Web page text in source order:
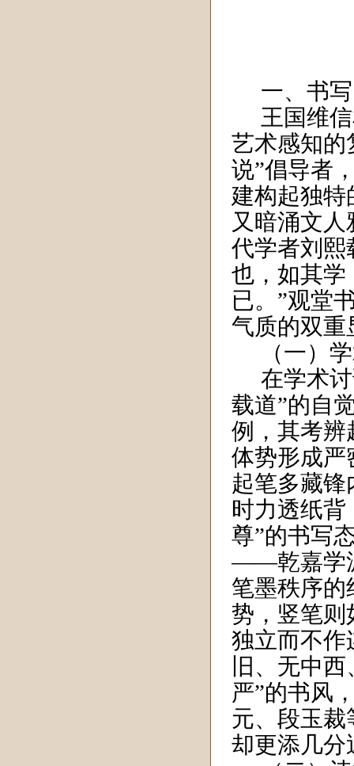
一、书
王国维
艺术感知的
说”倡导者
建构起独
又暗涌文
代学者刘熙
也，如其学
已。”观堂
气质的双重
（一）
在学术
载道”的自
例，其考辨
体势形成严
起笔多藏
时力透纸背
尊”的书写
——乾嘉学
笔墨秩序的
势，竖笔则
独立而不作
旧、无中
严”的书风
元、段玉裁
却更添几分